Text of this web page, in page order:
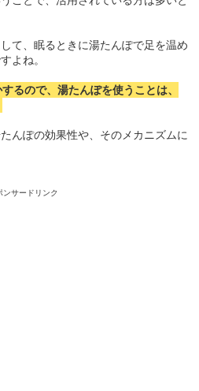
て、眠るときに湯たんぽで足を温め
よね。
るので、湯たんぽを使うことは、
んぽの効果性や、そのメカニズムに
ンサードリンク